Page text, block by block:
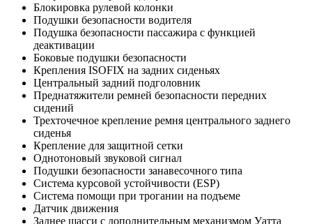
Блокировка рулевой колонки
Подушки безопасности водителя
Подушка безопасности пассажира с функцией
деактивации
Боковые подушки безопасности
Крепления ISOFIX на задних сиденьях
Центральный задний подголовник
Преднатяжители ремней безопасности передних
сидений
Трехточечное крепление ремня центрального заднего
сиденья
Крепление для защитной сетки
Однотоновый звуковой сигнал
Подушки безопасности занавесочного типа
Система курсовой устойчивости (ESP)
Система помощи при трогании на подъеме
Датчик движения
Заднее шасси с дополнительным механизмом Уатта